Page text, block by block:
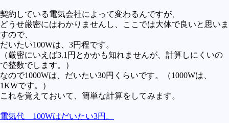
プログラミング(HTML)
プログラミング(PHP)
プログラミング(JavaScript)
契約している電気会社によって変わるんですが、
どうせ厳密にはわかりませんし、ここでは大体で良いと思いま
すので、
だいたい100Wは、3円程です。
（厳密にいえば3.1円とかかも知れませんが、計算しにくいの
で整数でします。）
なので1000Wは、だいたい30円くらいです。（1000Wは、
1KWです。）
これを覚えておいて、簡単な計算をしてみます。
電気代 100Wはだいたい3円。